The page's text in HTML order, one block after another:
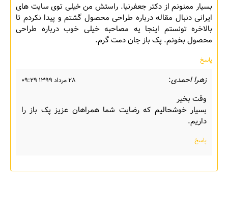
بسیار ممنونم از دکتر جعفرنیا. راستش من خیلی توی سایت های
ایرانی دنبال مقاله درباره طراحی محصول گشتم و پیدا نکردم تا
بالاخره تونستم اینجا یه مصاحبه خیلی خوب درباره طراحی
محصول بخونم. پک باز جان دمت گرم.
پاسخ
زهرا احمدی: ۲۸ مرداد ۱۳۹۹ ۰۹:۲۹
وقت بخیر
بسیار خوشحالیم که رضایت شما همراهان عزیز پک باز را
داریم.
پاسخ